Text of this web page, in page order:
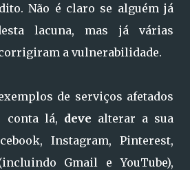
Não é claro se alguém já
lacuna, mas já várias
a vulnerabilidade.
de serviços afetados
conta lá, deve alterar a sua
Instagram, Pinterest,
Gmail e YouTube),